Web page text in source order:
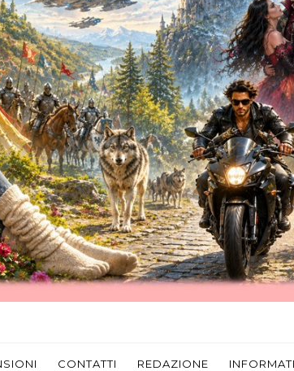
CONTATTI REDAZIONE